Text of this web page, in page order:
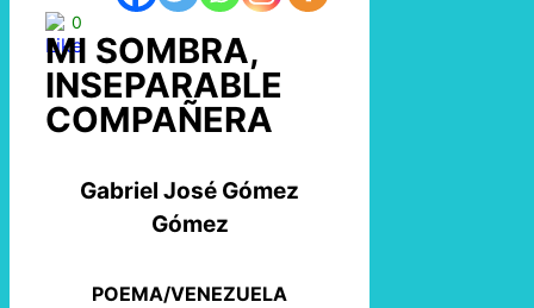
0
MI SOMBRA,
INSEPARABLE
COMPAÑERA
Gabriel José Gómez
Gómez
POEMA/VENEZUELA